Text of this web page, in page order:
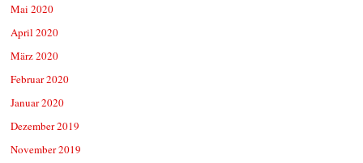
Mai 2020
April 2020
März 2020
Februar 2020
Januar 2020
Dezember 2019
November 2019